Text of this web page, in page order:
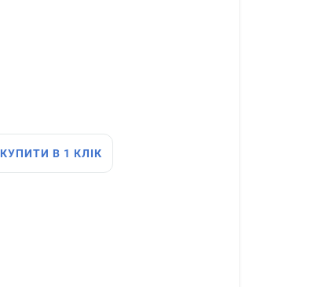
КУПИТИ В 1 КЛІК